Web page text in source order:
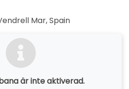
Mar,Spain
är inte aktiverad.